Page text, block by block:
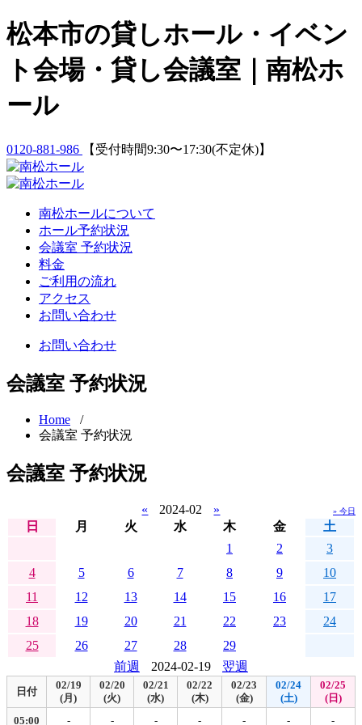
Skip
to
松本市の貸しホール・イベン
ト会場・貸し会議室｜南松ホ
ール
0120-881-986 【受付時間9:30〜17:30(不定休)】
南松ホールについて
ホール予約状況
会議室 予約状況
料金
ご利用の流れ
アクセス
お問い合わせ
お問い合わせ
会議室 予約状況
Home /
会議室 予約状況
会議室 予約状況
« 2024-02 » » 今日
日 月 火 水 木 金
土
1
2
3
4
5 6 7 8 9
10
11
12 13 14 15 16
17
18
19 20 21 22 23
24
25
26 27 28
29
前週
2024-02-19 翌週
日付
02/19
(月)
02/20
(火)
02/21
(水)
02/22
(木)
02/23
(金)
02/24
(土)
02/25
(日)
05:00
- - - - - - -